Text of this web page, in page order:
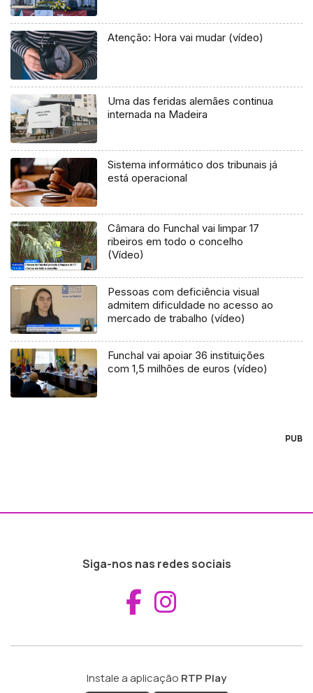
Atenção: Hora vai mudar (vídeo)
Uma das feridas alemães continua
internada na Madeira
Sistema informático dos tribunais já
está operacional
Câmara do Funchal vai limpar 17
ribeiros em todo o concelho
(Vídeo)
Pessoas com deficiência visual
admitem dificuldade no acesso ao
mercado de trabalho (vídeo)
Funchal vai apoiar 36 instituições
com 1,5 milhões de euros (vídeo)
PUB
Siga-nos nas redes sociais
Aceder ao
Instale a aplicação RTP Play